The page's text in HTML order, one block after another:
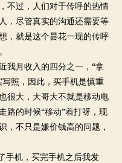
不过，人们对于传呼的热情
，尽管真实的沟通还需要等
，就是这个昙花一现的传呼
我月收入的四分之一，“拿
照，因此，买手机是慎重
很大，大哥大不就是移动电
路的时候“移动”着打呀，现
，不只是嫌价钱高的问题，
手机，买完手机之后我发